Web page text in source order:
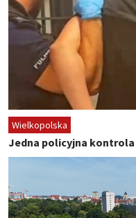
Wielkopolska
Jedna policyjna kontrola